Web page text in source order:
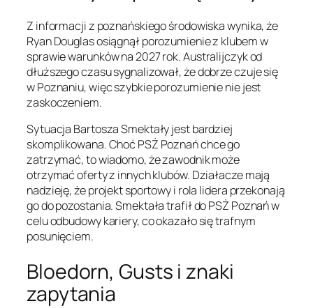
Z informacji z poznańskiego środowiska wynika, że
Ryan Douglas osiągnął porozumienie z klubem w
sprawie warunków na 2027 rok. Australijczyk od
dłuższego czasu sygnalizował, że dobrze czuje się
w Poznaniu, więc szybkie porozumienie nie jest
zaskoczeniem.
Sytuacja Bartosza Smektały jest bardziej
skomplikowana. Choć PSŻ Poznań chce go
zatrzymać, to wiadomo, że zawodnik może
otrzymać oferty z innych klubów. Działacze mają
nadzieję, że projekt sportowy i rola lidera przekonają
go do pozostania. Smektała trafił do PSŻ Poznań w
celu odbudowy kariery, co okazało się trafnym
posunięciem.
Bloedorn, Gusts i znaki
zapytania